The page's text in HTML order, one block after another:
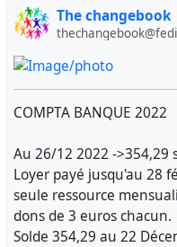
The changebook
COMPTA BANQUE 2022
Au 26/12 2022 ->354,29
Loyer payé jusqu'au 28
seule ressource
dons de 3 euros chacun.
Solde 354,29 au 22